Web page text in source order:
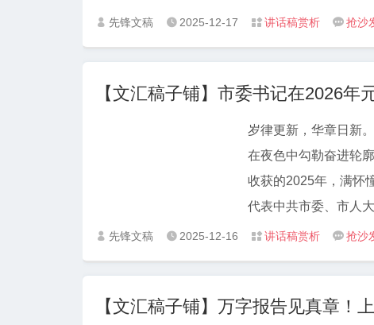
系。例如面对政策调
统筹考量。如在推进
 先锋文稿  2025-12-17  讲话稿赏析  抢沙
【文汇稿子铺】市委书记在2026年
岁律更新，华章日新
在夜色中勾勒奋进轮
收获的2025年，满怀
代表中共市委、市人
民解放军、武警官兵
年，更是全市人民同
 先锋文稿  2025-12-16  讲话稿赏析  抢沙
【文汇稿子铺】万字报告见真章！